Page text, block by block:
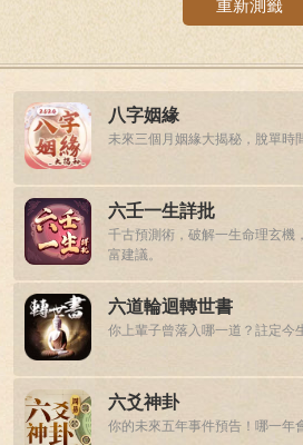
重新測籤
八字姻緣
未來三個月姻緣大揭秘，脫單時
六壬一生詳批
千古預測術，破解一生命理玄機
富建議。
六道輪迴轉世書
你上輩子曾落入哪一道？註定今
六爻神卦
你的未來五年事件預告！哪一年